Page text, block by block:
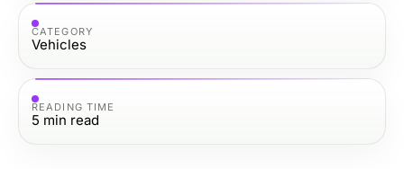
CATEGORY
Vehicles
READING TIME
5 min read